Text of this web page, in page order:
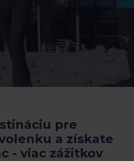
pre
a získate
- viac zážitkov